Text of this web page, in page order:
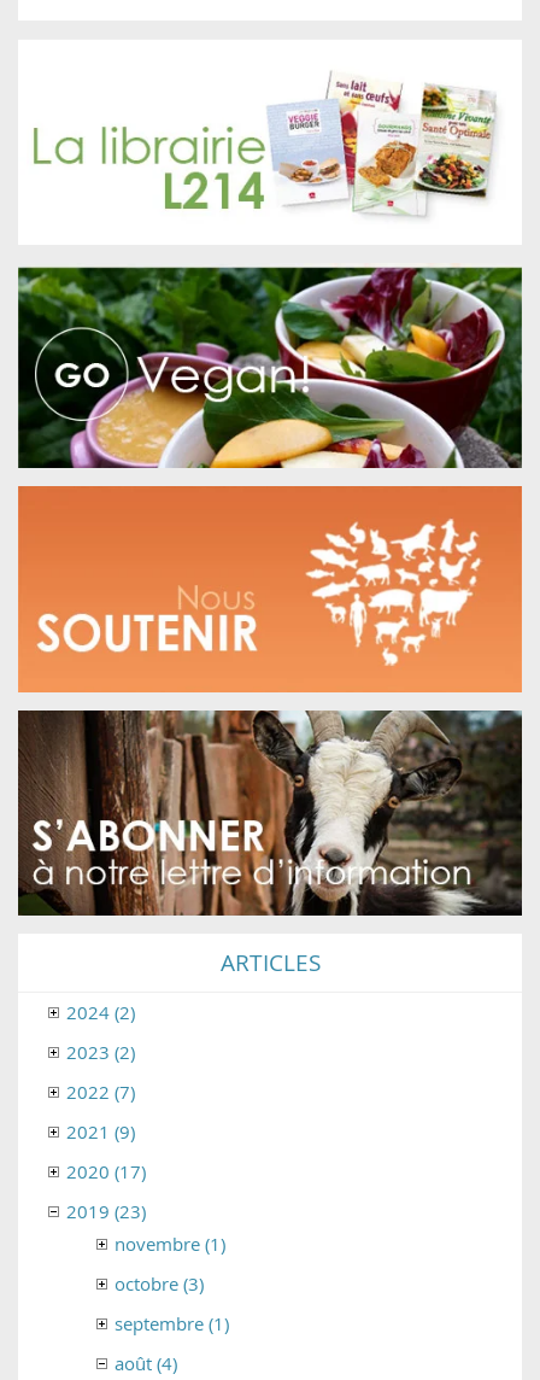
ARTICLES
2024 (2)
2023 (2)
2022 (7)
2021 (9)
2020 (17)
2019 (23)
novembre (1)
octobre (3)
septembre (1)
août (4)